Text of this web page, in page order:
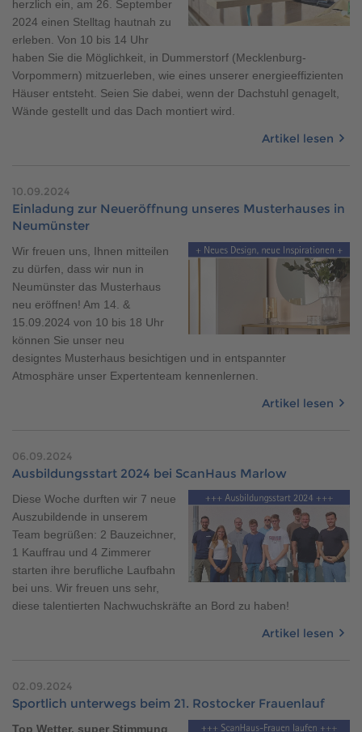
herzlich ein, am 26. September
2024 einen Stelltag hautnah zu
erleben. Von 10 bis 14 Uhr
haben Sie die Möglichkeit, in Dummerstorf (Mecklenburg-
Vorpommern) mitzuerleben, wie eines unserer energieeffizienten
Häuser entsteht. Seien Sie dabei, wenn der Dachstuhl genagelt,
Wände gestellt und das Dach montiert wird.
Artikel lesen
10.09.2024
Einladung zur Neueröffnung unseres Musterhauses in
Neumünster
Wir freuen uns, Ihnen mitteilen
zu dürfen, dass wir nun in
Neumünster das Musterhaus
neu eröffnen! Am 14. &
15.09.2024 von 10 bis 18 Uhr
können Sie unser neu
designtes Musterhaus besichtigen und in entspannter
Atmosphäre unser Expertenteam kennenlernen.
Artikel lesen
06.09.2024
Ausbildungsstart 2024 bei ScanHaus Marlow
Diese Woche durften wir 7 neue
Auszubildende in unserem
Team begrüßen: 2 Bauzeichner,
1 Kauffrau und 4 Zimmerer
starten ihre berufliche Laufbahn
bei uns. Wir freuen uns sehr,
diese talentierten Nachwuchskräfte an Bord zu haben!
Artikel lesen
02.09.2024
Sportlich unterwegs beim 21. Rostocker Frauenlauf
Top Wetter, super Stimmung